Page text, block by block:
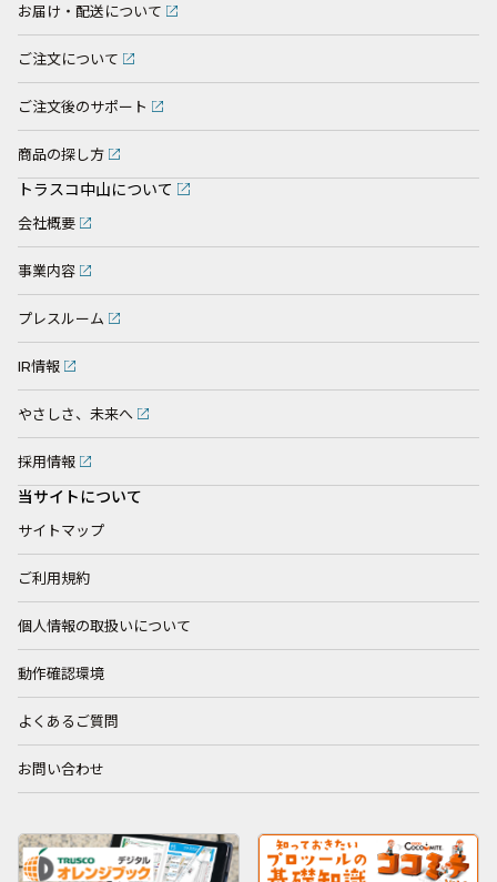
お届け・配送について
ご注文について
ご注文後のサポート
商品の探し方
トラスコ中山について
会社概要
事業内容
プレスルーム
IR情報
やさしさ、未来へ
採用情報
当サイトについて
サイトマップ
ご利用規約
個人情報の取扱いについて
動作確認環境
よくあるご質問
お問い合わせ